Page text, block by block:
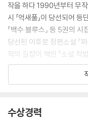
작을 하다 1990년부터 무작
시 「억새풀」이 당선되어
『백수 블루스』 등 5권의
당선된 이후로 장편소설 『
작의 길잡이 책인 『소설 작
2014년 12월에는 12년 6
가 등을 사실적으로 재현했
수상경력